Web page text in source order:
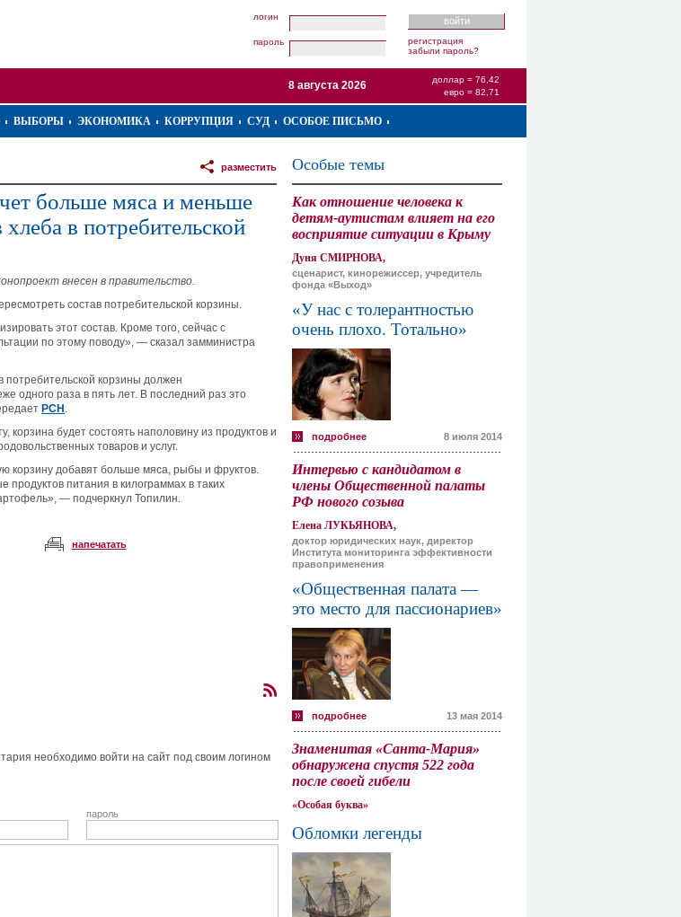
логин
пароль
регистрация
забыли пароль?
доллар = 76,42
евро = 82,71
8 августа 2026
ВЫБОРЫ ЭКОНОМИКА КОРРУПЦИЯ СУД ОСОБОЕ ПИСЬМО
разместить
больше мяса и меньше
в потребительской
внесен в правительство.
состав потребительской корзины.
этот состав. Кроме того, сейчас с
по этому поводу», — сказал замминистра
потребительской корзины должен
одного раза в пять лет. В последний раз это
РСН .
корзина будет состоять наполовину из продуктов и
товаров и услуг.
корзину добавят больше мяса, рыбы и фруктов.
питания в килограммах в таких
— подчеркнул Топилин.
напечатать
необходимо войти на сайт под своим логином
пароль
Особые темы
Как отношение человека к
детям-аутистам влияет на его
восприятие ситуации в Крыму
Дуня СМИРНОВА,
сценарист, кинорежиссер, учредитель
фонда «Выход»
«У нас с толерантностью
очень плохо. Тотально»
подробнее 8 июля 2014
Интервью с кандидатом в
члены Общественной палаты
РФ нового созыва
Елена ЛУКЬЯНОВА,
доктор юридических наук, директор
Института мониторинга эффективности
правоприменения
«Общественная палата —
это место для пассионариев»
подробнее 13 мая 2014
Знаменитая «Санта-Мария»
обнаружена спустя 522 года
после своей гибели
«Особая буква»
Обломки легенды